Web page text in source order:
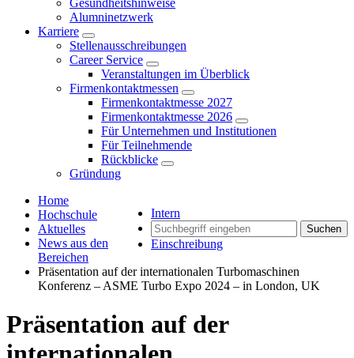
Gesundheitshinweise
Alumninetzwerk
Karriere
Stellenausschreibungen
Career Service
Veranstaltungen im Überblick
Firmenkontaktmessen
Firmenkontaktmesse 2027
Firmenkontaktmesse 2026
Für Unternehmen und Institutionen
Für Teilnehmende
Rückblicke
Gründung
Intern
Suchen
Einschreibung
Home
Hochschule
Aktuelles
News aus den
Bereichen
Präsentation auf der internationalen Turbomaschinen
Konferenz – ASME Turbo Expo 2024 – in London, UK
Präsentation auf der